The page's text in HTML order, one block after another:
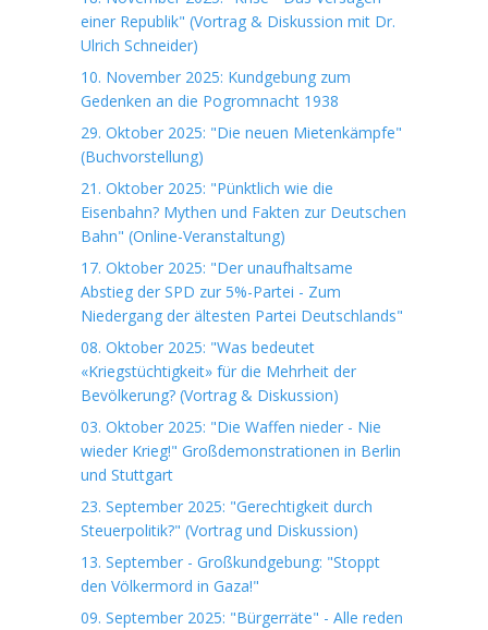
einer Republik" (Vortrag & Diskussion mit Dr.
Ulrich Schneider)
10. November 2025: Kundgebung zum
Gedenken an die Pogromnacht 1938
29. Oktober 2025: "Die neuen Mietenkämpfe"
(Buchvorstellung)
21. Oktober 2025: "Pünktlich wie die
Eisenbahn? Mythen und Fakten zur Deutschen
Bahn" (Online-Veranstaltung)
17. Oktober 2025: "Der unaufhaltsame
Abstieg der SPD zur 5%-Partei - Zum
Niedergang der ältesten Partei Deutschlands"
08. Oktober 2025: "Was bedeutet
«Kriegstüchtigkeit» für die Mehrheit der
Bevölkerung? (Vortrag & Diskussion)
03. Oktober 2025: "Die Waffen nieder - Nie
wieder Krieg!" Großdemonstrationen in Berlin
und Stuttgart
23. September 2025: "Gerechtigkeit durch
Steuerpolitik?" (Vortrag und Diskussion)
13. September - Großkundgebung: "Stoppt
den Völkermord in Gaza!"
09. September 2025: "Bürgerräte" - Alle reden